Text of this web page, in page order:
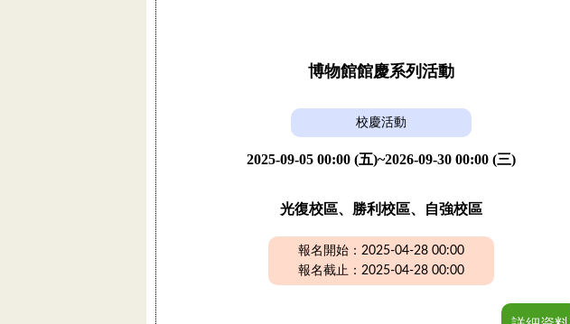
博物館館慶系列活動
校慶活動
2025-09-05 00:00 (五)~2026-09-30 00:00 (三)
光復校區、勝利校區、自強校區
報名開始：2025-04-28 00:00
報名截止：2025-04-28 00:00